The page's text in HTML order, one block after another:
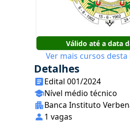
Válido até a data
Ver mais cursos
Detalhes
Edital 001/2024
Nível médio técnico
Banca Instituto
1 vagas